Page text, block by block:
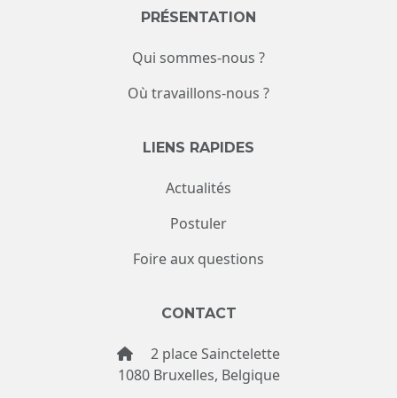
PRÉSENTATION
Qui sommes-nous ?
Où travaillons-nous ?
LIENS RAPIDES
Actualités
Postuler
Foire aux questions
CONTACT
2 place Sainctelette
1080 Bruxelles, Belgique